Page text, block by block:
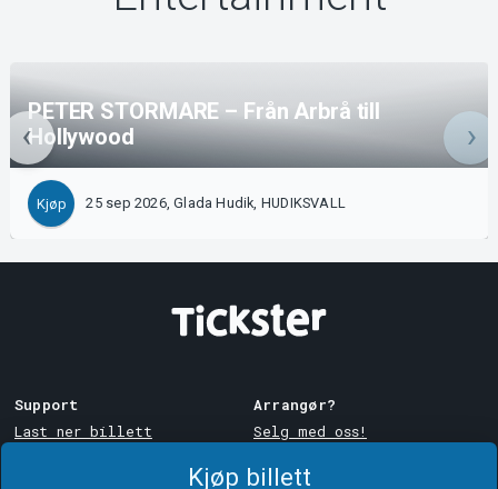
Kjøp billett
PETER STORMARE – Från Arbrå till
Hollywood
Kjøp 25 sep 2026, Glada Hudik, HUDIKSVALL
Support
Last ner billett
Arrangør?
Selg med oss!
Logg inn på Manager